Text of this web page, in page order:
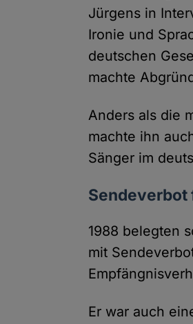
Jürgens in
Ironie und
deutschen
machte
Anders als die
machte ihn
Sänger im
Sendeverbot
1988 belegten
mit
Er war auch